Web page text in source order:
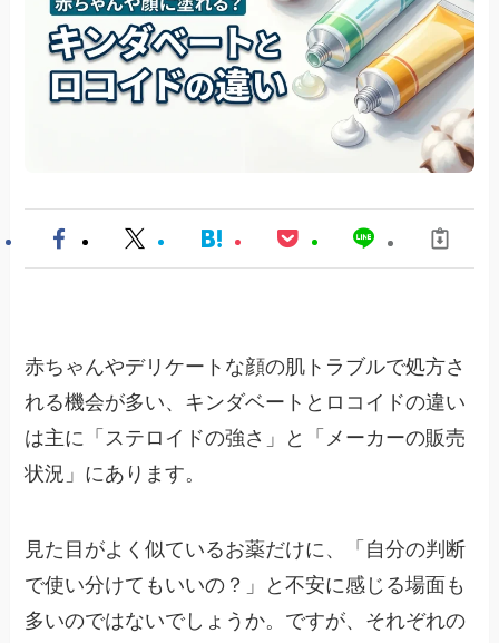
赤ちゃんやデリケートな顔の肌トラブルで処方さ
れる機会が多い、キンダベートとロコイドの違い
は主に「ステロイドの強さ」と「メーカーの販売
状況」にあります。
見た目がよく似ているお薬だけに、「自分の判断
で使い分けてもいいの？」と不安に感じる場面も
多いのではないでしょうか。ですが、それぞれの